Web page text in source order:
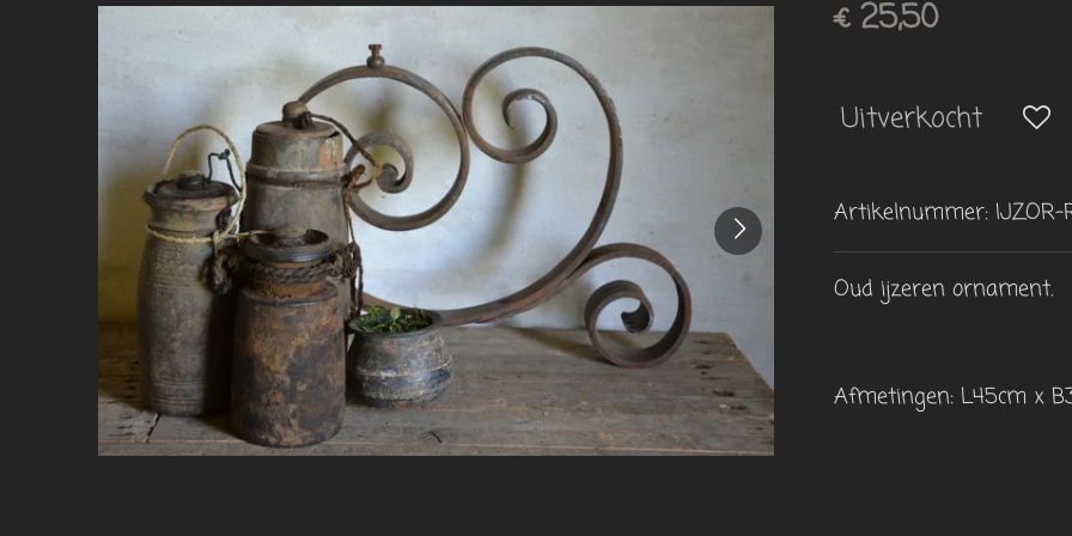
€ 25,50
Uitverkocht
Artikelnummer: IJZOR-
Oud ijzeren ornament.
Afmetingen: L45cm x